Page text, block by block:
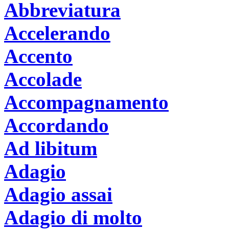
Abbreviatura
Accelerando
Accento
Accolade
Accompagnamento
Accordando
Ad libitum
Adagio
Adagio assai
Adagio di molto